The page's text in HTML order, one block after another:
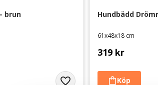
brun Hundbädd
61x48x18 cm
319 kr